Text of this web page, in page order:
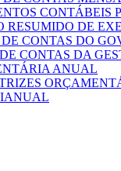
CONTÁBEIS
RESUMIDO DE
CONTAS DO
CONTAS DA
ANUAL